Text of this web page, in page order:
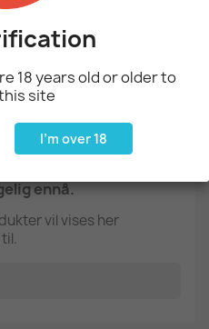
ennå.
vil vises her
18 years old or older to
site
I'm over 18